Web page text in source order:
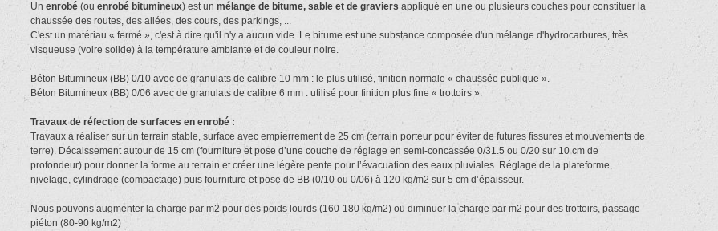
Un enrobé (ou enrobé bitumineux) est un mélange de bitume, sable et de graviers appliqué en une ou plusieurs couches pour constituer la
chaussée des routes, des allées, des cours, des parkings, ...
C'est un matériau « fermé », c'est à dire qu'il n'y a aucun vide. Le bitume est une substance composée d'un mélange d'hydrocarbures, très
visqueuse (voire solide) à la température ambiante et de couleur noire.
Béton Bitumineux (BB) 0/10 avec de granulats de calibre 10 mm : le plus utilisé, finition normale « chaussée publique ».
Béton Bitumineux (BB) 0/06 avec de granulats de calibre 6 mm : utilisé pour finition plus fine « trottoirs ».
Travaux de réfection de surfaces en enrobé :
Travaux à réaliser sur un terrain stable, surface avec empierrement de 25 cm (terrain porteur pour éviter de futures fissures et mouvements de
terre). Décaissement autour de 15 cm (fourniture et pose d’une couche de réglage en semi-concassée 0/31.5 ou 0/20 sur 10 cm de
profondeur) pour donner la forme au terrain et créer une légère pente pour l’évacuation des eaux pluviales. Réglage de la plateforme,
nivelage, cylindrage (compactage) puis fourniture et pose de BB (0/10 ou 0/06) à 120 kg/m2 sur 5 cm d’épaisseur.
Nous pouvons augmenter la charge par m2 pour des poids lourds (160-180 kg/m2) ou diminuer la charge par m2 pour des trottoirs, passage
piéton (80-90 kg/m2)